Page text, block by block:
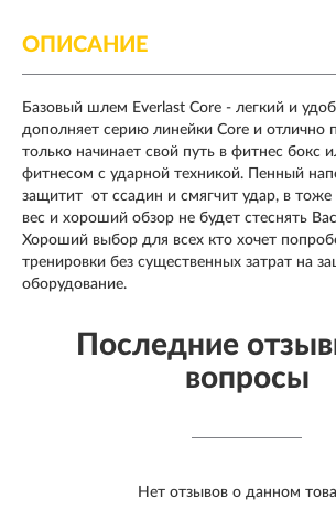
ОПИСАНИЕ
Базовый шлем Everlast Core - легкий и
дополняет серию линейки Core и отлично
только начинает свой путь в фитнес бокс
фитнесом с ударной техникой. Пенный
защитит от ссадин и смягчит удар, в
вес и хороший обзор не будет стеснять
Хороший выбор для всех кто хочет
тренировки без существенных затрат на
оборудование.
Последние
вопросы
Нет отзывов о данном